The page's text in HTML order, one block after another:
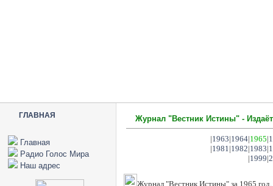
ГЛАВНАЯ
Главная
Радио Голос Мира
Наш адрес
Журнал "Вестник Истины" -
|1963|1964|1965|
|1981|1982|1983|
|1999|
Журнал "Вестник Истины" за 1965